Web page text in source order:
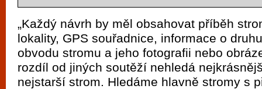
„Každý návrh by měl obsahovat příběh
lokality, GPS souřadnice, informace o
obvodu stromu a jeho fotografii nebo
rozdíl od jiných soutěží nehledá
nejstarší strom. Hledáme hlavně stromy s